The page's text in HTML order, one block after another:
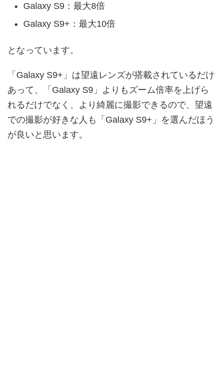
Galaxy S9：最大8倍
Galaxy S9+：最大10倍
となっています。
「Galaxy S9+」は望遠レンズが搭載されているだけ
あって、「Galaxy S9」よりもズーム倍率を上げら
れるだけでなく、より綺麗に撮影できるので、望遠
での撮影が好きな人も「Galaxy S9+」を選んだほう
が良いと思います。